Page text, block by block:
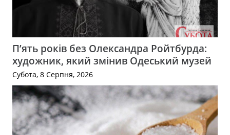
П’ять років без Олександра Ройтбурда:
художник, який змінив Одеський музей
Субота, 8 Серпня, 2026